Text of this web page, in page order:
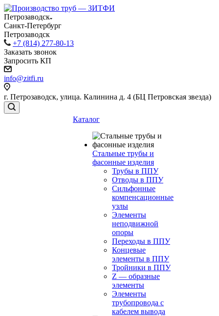
Петрозаводск
Санкт-Петербург
Петрозаводск
+7 (814) 277-80-13
Заказать звонок
Запросить КП
info@zitfi.ru
г. Петрозаводск, улица. Калинина д. 4 (БЦ Петровская звезда)
Каталог
Стальные трубы и
фасонные изделия
Трубы в ППУ
Отводы в ППУ
Сильфонные
компенсационные
узлы
Элементы
неподвижной
опоры
Переходы в ППУ
Концевые
элементы в ППУ
Тройники в ППУ
Z — образные
элементы
Элементы
трубопровода с
кабелем вывода